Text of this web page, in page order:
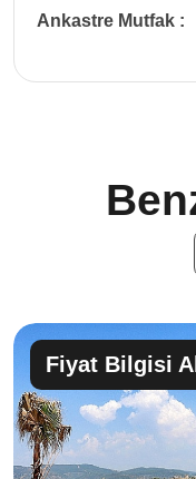
Ankastre Mutfak :
Fiyat Bilgisi